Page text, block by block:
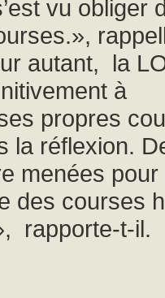
vu obliger
autant, la
à
propres
la réflexion.
menées
des courses
rapporte-t-il.